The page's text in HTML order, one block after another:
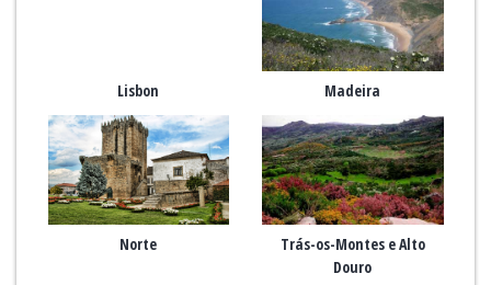
Lisbon Madeira
Norte
Trás-os-Montes e Alto
Douro